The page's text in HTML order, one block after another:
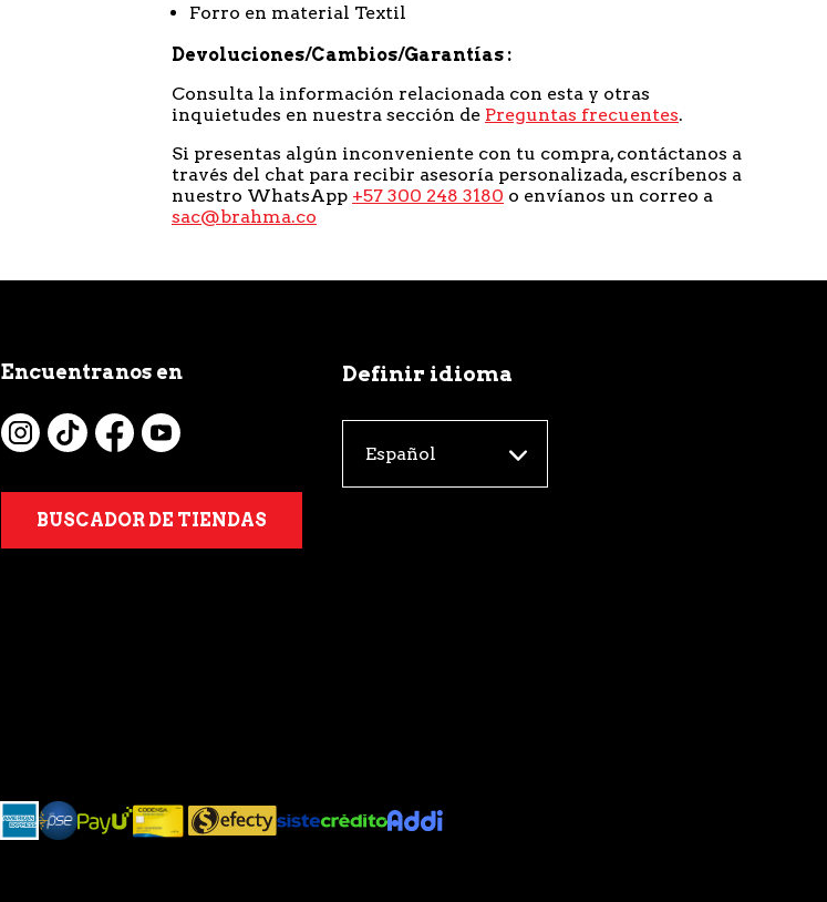
Forro en material Textil
Devoluciones/Cambios/Garantías
Consulta la información relacionada con esta y otras
inquietudes en nuestra sección de Preguntas frecuentes.
Si presentas algún inconveniente con tu compra, contáctanos a
través del chat para recibir asesoría personalizada, escríbenos a
nuestro WhatsApp +57 300 248 3180 o envíanos un correo a
sac@brahma.co
Encuentranos en
BUSCADOR DE TIENDAS
Definir idioma